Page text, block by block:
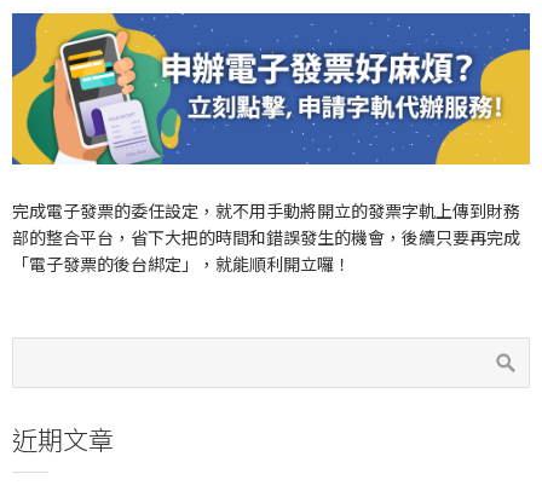
完成電子發票的委任設定，就不用手動將開立的發票字軌上傳到財務
部的整合平台，省下大把的時間和錯誤發生的機會，後續只要再完成
「電子發票的後台綁定」，就能順利開立囉！
近期文章